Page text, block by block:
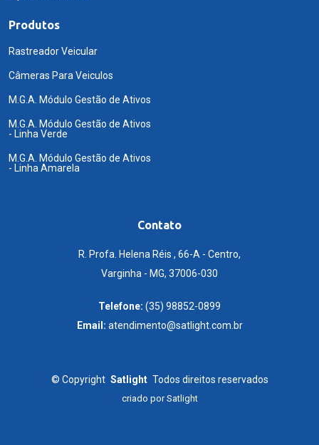
Produtos
Rastreador Veicular
Câmeras Para Veiculos
M.G.A. Módulo Gestão de Ativos
M.G.A. Módulo Gestão de Ativos
- Linha Verde
M.G.A. Módulo Gestão de Ativos
- Linha Amarela
Contato
R. Profa. Helena Réis , 66-A - Centro,
Varginha - MG, 37006-030
Telefone: (35) 98852-0899
Email: atendimento@satlight.com.br
© Copyright Satlight Todos direitos reservados
criado porSatlight